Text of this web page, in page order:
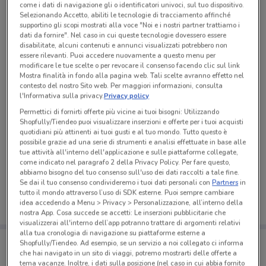
Ci dispiace, al momento non abbiamo pubblicato
volantini nella tua zona. Riprova più tardi.
Porta DoveConviene sempre con te!
Puoi trovare le migliori offerte dei negozi vicino a te,
salvarle e creare la tua lista del risparmio, comodamente
come i dati di navigazione gli o identificatori univoci, sul tuo dispositivo.
Selezionando Accetto, abiliti le tecnologie di tracciamento affinché
supportino gli scopi mostrati alla voce "Noi e i nostri partner trattiamo i
dati da fornire". Nel caso in cui queste tecnologie dovessero essere
disabilitate, alcuni contenuti e annunci visualizzati potrebbero non
essere rilevanti. Puoi accedere nuovamente a questo menu per
modificare le tue scelte o per revocare il consenso facendo clic sul link
Mostra finalità in fondo alla pagina web. Tali scelte avranno effetto nel
contesto del nostro Sito web. Per maggiori informazioni, consulta
l'Informativa sulla privacy.Privacy policy
Permettici di fornirti offerte più vicine ai tuoi bisogni: Utilizzando
Shopfully/Tiendeo puoi visualizzare inserzioni e offerte per i tuoi acquisti
quotidiani più attinenti ai tuoi gusti e al tuo mondo. Tutto questo è
possibile grazie ad una serie di strumenti e analisi effettuate in base alle
tue attività all'interno dell'applicazione e sulle piattaforme collegate,
come indicato nel paragrafo 2 della Privacy Policy. Per fare questo,
abbiamo bisogno del tuo consenso sull'uso dei dati raccolti a tale fine.
Se dai il tuo consenso condivideremo i tuoi dati personali conPartnersin
tutto il mondo attraverso l’uso di SDK esterne. Puoi sempre cambiare
idea accedendo a Menu > Privacy > Personalizzazione, all’interno della
nostra App. Cosa succede se accetti: Le inserzioni pubblicitarie che
visualizzerai all'interno dell’app potranno trattare di argomenti relativi
alla tua cronologia di navigazione su piattaforme esterne a
Shopfully/Tiendeo. Ad esempio, se un servizio a noi collegato ci informa
che hai navigato in un sito di viaggi, potremo mostrarti delle offerte a
tema vacanze. Inoltre, i dati sulla posizione (nel caso in cui abbia fornito